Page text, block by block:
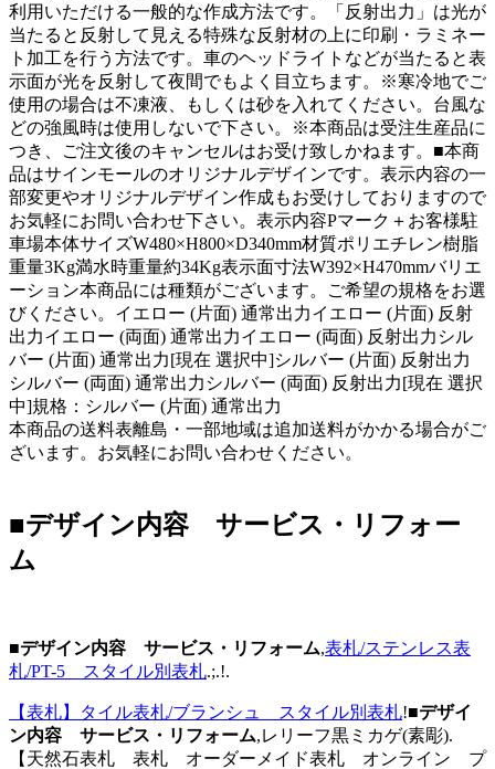
利用いただける一般的な作成方法です。「反射出力」は光が
当たると反射して見える特殊な反射材の上に印刷・ラミネー
ト加工を行う方法です。車のヘッドライトなどが当たると表
示面が光を反射して夜間でもよく目立ちます。※寒冷地でご
使用の場合は不凍液、もしくは砂を入れてください。台風な
どの強風時は使用しないで下さい。※本商品は受注生産品に
つき、ご注文後のキャンセルはお受け致しかねます。■本商
品はサインモールのオリジナルデザインです。表示内容の一
部変更やオリジナルデザイン作成もお受けしておりますので
お気軽にお問い合わせ下さい。表示内容Pマーク＋お客様駐
車場本体サイズW480×H800×D340mm材質ポリエチレン樹脂
重量3Kg満水時重量約34Kg表示面寸法W392×H470mmバリエ
ーション本商品には種類がございます。ご希望の規格をお選
びください。イエロー (片面) 通常出力イエロー (片面) 反射
出力イエロー (両面) 通常出力イエロー (両面) 反射出力シル
バー (片面) 通常出力[現在 選択中]シルバー (片面) 反射出力
シルバー (両面) 通常出力シルバー (両面) 反射出力[現在 選択
中]規格：シルバー (片面) 通常出力
本商品の送料表離島・一部地域は追加送料がかかる場合がご
ざいます。お気軽にお問い合わせください。
■デザイン内容 サービス・リフォー
ム
■デザイン内容 サービス・リフォーム,表札/ステンレス表
札/PT-5 スタイル別表札.;.!.
【表札】タイル表札/ブランシュ スタイル別表札!■デザイ
ン内容 サービス・リフォーム,レリーフ黒ミカゲ(素彫).
【天然石表札 表札 オーダーメイド表札 オンライン プ